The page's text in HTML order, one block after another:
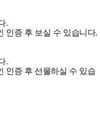
.
인증 후 보실 수 있습니다.
.
인증 후 선물하실 수 있습